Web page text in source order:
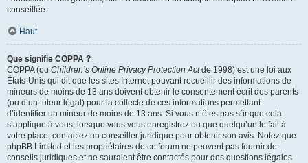
conseillée.
Haut
Que signifie COPPA ?
COPPA (ou Children’s Online Privacy Protection Actde 1998) est une loi aux
États-Unis qui dit que les sites Internet pouvant recueillir des informations de
mineurs de moins de 13 ans doivent obtenir le consentement écrit des parents
(ou d’un tuteur légal) pour la collecte de ces informations permettant
d’identifier un mineur de moins de 13 ans. Si vous n’êtes pas sûr que cela
s’applique à vous, lorsque vous vous enregistrez ou que quelqu’un le fait à
votre place, contactez un conseiller juridique pour obtenir son avis. Notez que
phpBB Limited et les propriétaires de ce forum ne peuvent pas fournir de
conseils juridiques et ne sauraient être contactés pour des questions légales